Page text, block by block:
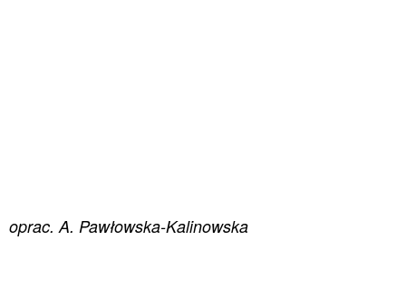
oprac. A. Pawłowska-Kalinowska